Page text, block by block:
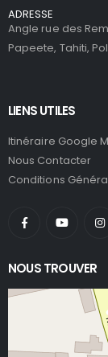
ADRESSE
Angle rue des
Papeete, Tahiti,
LIENS UTILES
Itinéraire Google
Nous Contacter
Conditions
NOUS TROUVER